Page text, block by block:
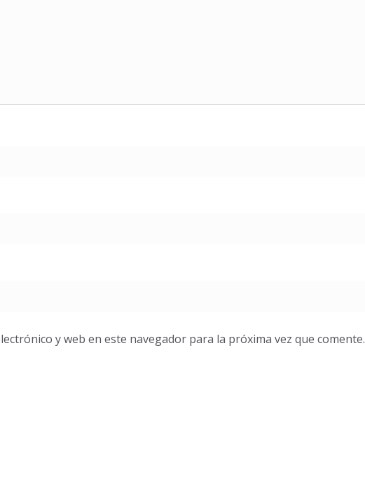
y web en este navegador para la próxima vez que comente.